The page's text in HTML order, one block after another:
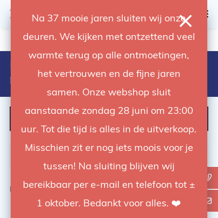
Na 37 mooie jaren sluiten wij onze
deuren. We kijken met ontzettend veel
warmte terug op alle ontmoetingen,
het vertrouwen en de fijne jaren
samen. Onze webshop sluit
aanstaande zondag 28 juni om 23:00
uur. Tot die tijd is alles in de uitverkoop.
Misschien zit er nog iets moois voor je
tussen! Na sluiting blijven wij
bereikbaar per e-mail en telefoon tot ±
1 oktober. Bedankt voor alles. ❤️
4.92 / 5 op trusted shops
Products tagged with
microphone extension cable
Bekijk0 van de 0 producten